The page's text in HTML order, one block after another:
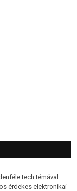
tech témával
érdekes elektronikai